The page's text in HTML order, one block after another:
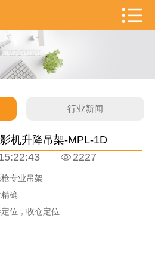
行业新闻
机升降吊架-MPL-1D
2227
专业吊架
确
位，收仓定位